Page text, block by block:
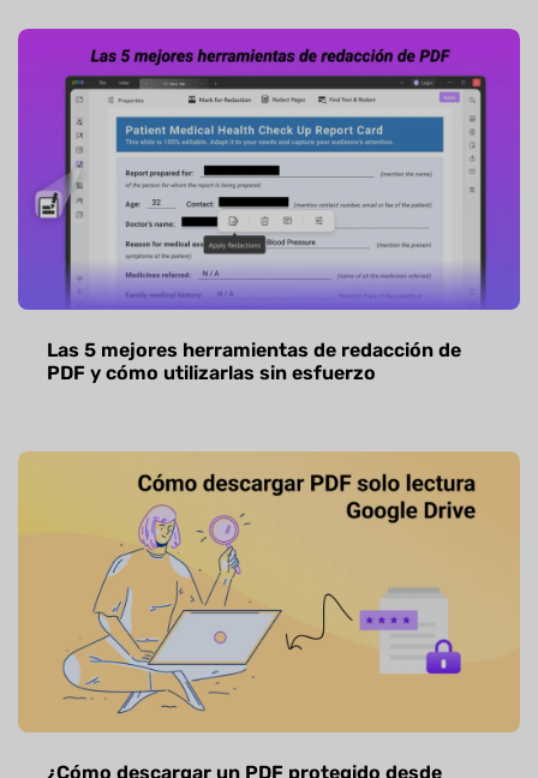
Las 5 mejores herramientas de redacción de
PDF y cómo utilizarlas sin esfuerzo
¿Cómo descargar un PDF protegido desde